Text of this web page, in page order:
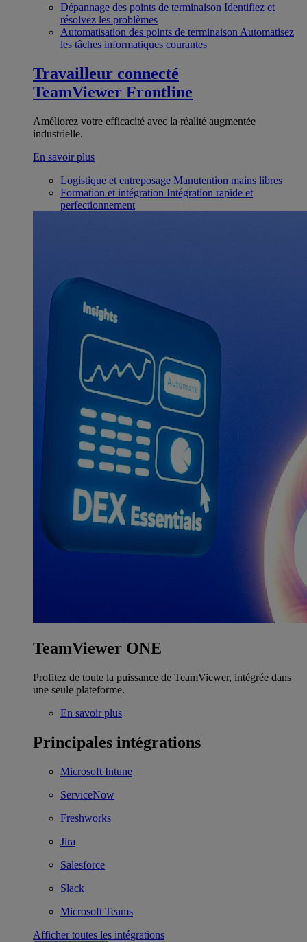
Dépannage des points de terminaison Identifiez et
résolvez les problèmes
Automatisation des points de terminaison Automatisez
les tâches informatiques courantes
Travailleur connecté
TeamViewer Frontline
Améliorez votre efficacité avec la réalité augmentée
industrielle.
En savoir plus
Logistique et entreposage Manutention mains libres
Formation et intégration Intégration rapide et
perfectionnement
TeamViewer ONE
Profitez de toute la puissance de TeamViewer, intégrée dans
une seule plateforme.
En savoir plus
Principales intégrations
Microsoft Intune
ServiceNow
Freshworks
Jira
Salesforce
Slack
Microsoft Teams
Afficher toutes les intégrations